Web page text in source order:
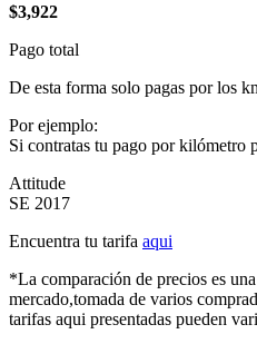
$3,922
Pago total
De esta forma solo pagas por los
Por ejemplo:
Si contratas tu pago por kilómetro
Attitude
SE 2017
Encuentra tu tarifa aqui
*La comparación de precios es
mercado,tomada de varios
tarifas aqui presentadas pueden